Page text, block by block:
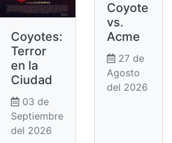
Coyotes:
Terror
en la
Ciudad
03 de
Septiembre
del 2026
Coyote
vs.
Acme
27 de
Agosto
del 2026